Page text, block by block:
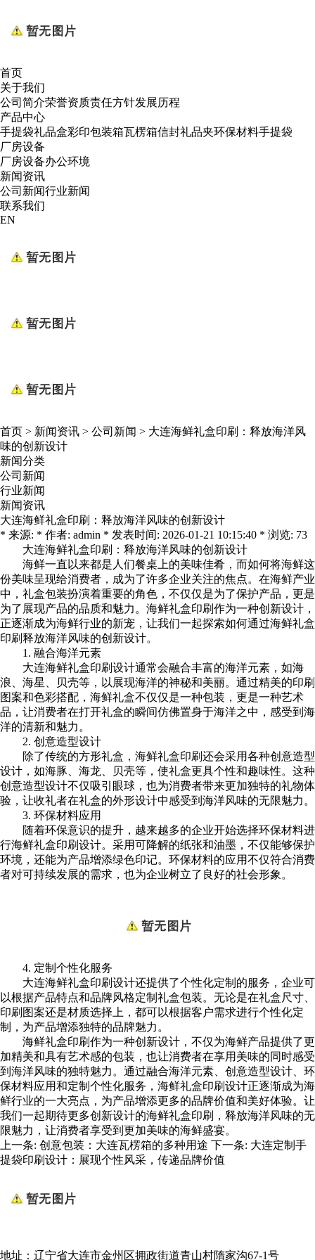
首页
关于我们
公司简介荣誉资质责任方针发展历程
产品中心
手提袋礼品盒彩印包装箱瓦楞箱信封礼品夹环保材料手提袋
厂房设备
厂房设备办公环境
新闻资讯
公司新闻行业新闻
联系我们
EN
首页 > 新闻资讯 > 公司新闻 > 大连海鲜礼盒印刷：释放海洋风
味的创新设计
新闻分类
公司新闻
行业新闻
新闻资讯
大连海鲜礼盒印刷：释放海洋风味的创新设计
* 来源: * 作者: admin * 发表时间: 2026-01-21 10:15:40 * 浏览: 73
大连海鲜礼盒印刷：释放海洋风味的创新设计
海鲜一直以来都是人们餐桌上的美味佳肴，而如何将海鲜这
份美味呈现给消费者，成为了许多企业关注的焦点。在海鲜产业
中，礼盒包装扮演着重要的角色，不仅仅是为了保护产品，更是
为了展现产品的品质和魅力。海鲜礼盒印刷作为一种创新设计，
正逐渐成为海鲜行业的新宠，让我们一起探索如何通过海鲜礼盒
印刷释放海洋风味的创新设计。
1. 融合海洋元素
大连海鲜礼盒印刷设计通常会融合丰富的海洋元素，如海
浪、海星、贝壳等，以展现海洋的神秘和美丽。通过精美的印刷
图案和色彩搭配，海鲜礼盒不仅仅是一种包装，更是一种艺术
品，让消费者在打开礼盒的瞬间仿佛置身于海洋之中，感受到海
洋的清新和魅力。
2. 创意造型设计
除了传统的方形礼盒，海鲜礼盒印刷还会采用各种创意造型
设计，如海豚、海龙、贝壳等，使礼盒更具个性和趣味性。这种
创意造型设计不仅吸引眼球，也为消费者带来更加独特的礼物体
验，让收礼者在礼盒的外形设计中感受到海洋风味的无限魅力。
3. 环保材料应用
随着环保意识的提升，越来越多的企业开始选择环保材料进
行海鲜礼盒印刷设计。采用可降解的纸张和油墨，不仅能够保护
环境，还能为产品增添绿色印记。环保材料的应用不仅符合消费
者对可持续发展的需求，也为企业树立了良好的社会形象。
4. 定制个性化服务
大连海鲜礼盒印刷设计还提供了个性化定制的服务，企业可
以根据产品特点和品牌风格定制礼盒包装。无论是在礼盒尺寸、
印刷图案还是材质选择上，都可以根据客户需求进行个性化定
制，为产品增添独特的品牌魅力。
海鲜礼盒印刷作为一种创新设计，不仅为海鲜产品提供了更
加精美和具有艺术感的包装，也让消费者在享用美味的同时感受
到海洋风味的独特魅力。通过融合海洋元素、创意造型设计、环
保材料应用和定制个性化服务，海鲜礼盒印刷设计正逐渐成为海
鲜行业的一大亮点，为产品增添更多的品牌价值和美好体验。让
我们一起期待更多创新设计的海鲜礼盒印刷，释放海洋风味的无
限魅力，让消费者享受到更加美味的海鲜盛宴。
上一条: 创意包装：大连瓦楞箱的多种用途 下一条: 大连定制手
提袋印刷设计：展现个性风采，传递品牌价值
地址：辽宁省大连市金州区拥政街道青山村隋家沟67-1号